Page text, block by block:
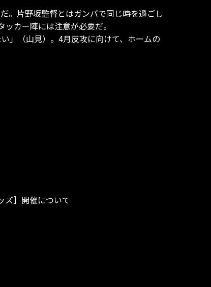
。片野坂監督とはガンバで同じ時を過ごし
カー陣には注意が必要だ。
」（山見）。4月反攻に向けて、ホームの
ズ］開催について